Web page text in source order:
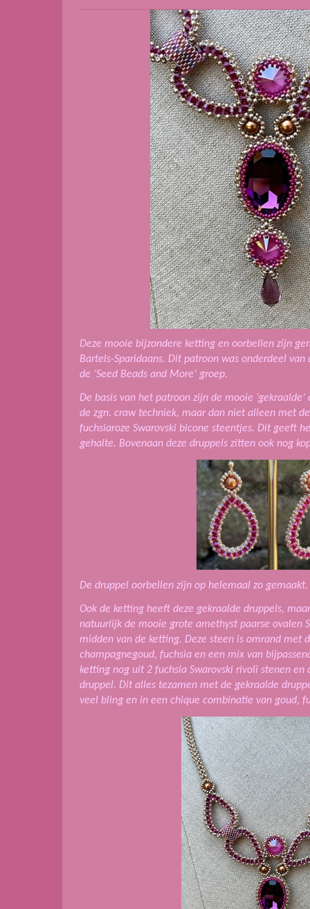
Deze mooie bijzondere ketting en oorbellen zijn
Bartels-Sparidaans. Dit patroon was onderdeel
de ‘Seed Beads and More’ groep.
De basis van het patroon zijn de mooie
de zgn. craw techniek, maar dan niet alleen met
fuchsiaroze Swarovski bicone steentjes. Dit geeft
gehalte. Bovenaan deze druppels zitten ook nog
De druppel oorbellen zijn op helemaal zo gemaakt.
Ook de ketting heeft deze gekraalde druppels,
natuurlijk de mooie grote amethyst paarse ovalen
midden van de ketting. Deze steen is omrand met
champagnegoud, fuchsia en een mix van
ketting nog uit 2 fuchsia Swarovski rivoli stenen en
druppel. Dit alles tezamen met de gekraalde
veel bling en in een chique combinatie van goud,